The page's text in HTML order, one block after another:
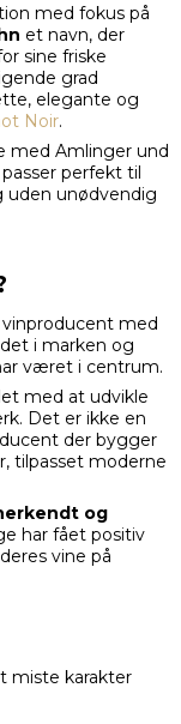
med fokus på
et navn, der
sine friske
grad
elegante og
Noir.
med Amlinger und
perfekt til
uden unødvendig
med
i marken og
været i centrum.
med at udvikle
Det er ikke en
der bygger
tilpasset moderne
og
har fået positiv
vine på
miste karakter